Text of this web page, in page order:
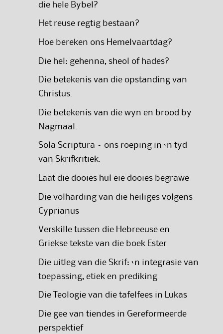
die hele Bybel?
Het reuse regtig bestaan?
Hoe bereken ons Hemelvaartdag?
Die hel: gehenna, sheol of hades?
Die betekenis van die opstanding van
Christus.
Die betekenis van die wyn en brood by
Nagmaal.
Sola Scriptura – ons roeping in ‘n tyd
van Skrifkritiek.
Laat die dooies hul eie dooies begrawe
Die volharding van die heiliges volgens
Cyprianus
Verskille tussen die Hebreeuse en
Griekse tekste van die boek Ester
Die uitleg van die Skrif: ‘n integrasie van
toepassing, etiek en prediking
Die Teologie van die tafelfees in Lukas
Die gee van tiendes in Gereformeerde
perspektief